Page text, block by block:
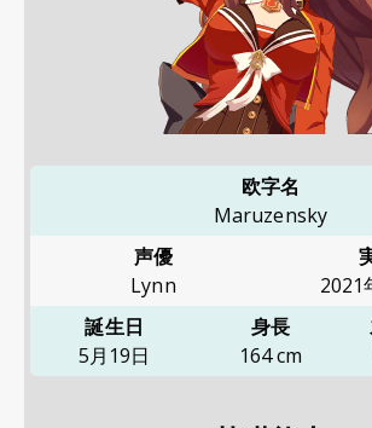
欧字名
Maruzensky
声優
Lynn
2021
誕生日
5月19日
身長
164cm